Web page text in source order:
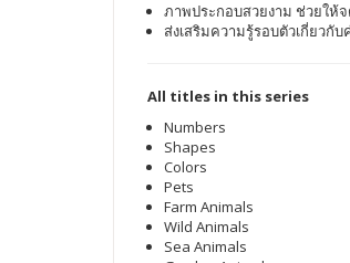
ภาพประกอบสวยงาม ช่วยใ
ส่งเสริมความรู้รอบตัวเกี่ยวกั
All titles in this series
Numbers
Shapes
Colors
Pets
Farm Animals
Wild Animals
Sea Animals